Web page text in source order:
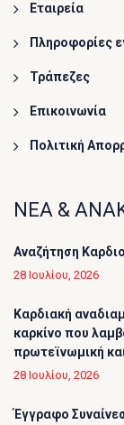
Εταιρεία
Πληροφορίες
Τράπεζες
Επικοινωνία
Πολιτική
ΝΕΑ &
Αναζήτηση
28 Ιουλίου, 2026
Καρδιακή
καρκίνο που
πρωτεϊνωμική
28 Ιουλίου, 2026
Έγγραφο